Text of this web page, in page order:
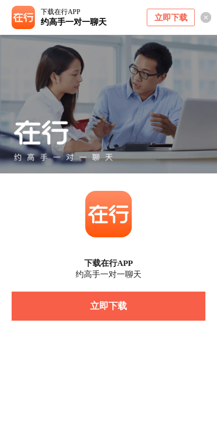
下载在行APP
约高手一对一聊天 立即下载
下载在行APP
约高手一对一聊天
立即下载